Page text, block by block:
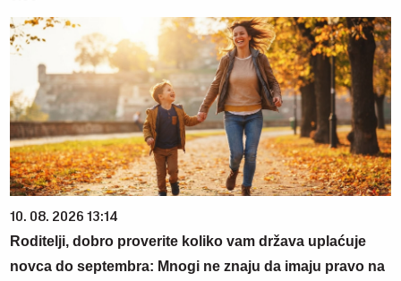
10. 08. 2026 13:14
Roditelji, dobro proverite koliko vam država uplaćuje
novca do septembra: Mnogi ne znaju da imaju pravo na